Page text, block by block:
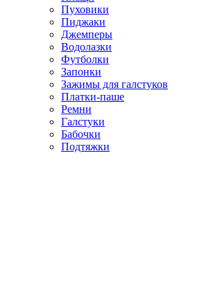
Пуховики
Пиджаки
Джемперы
Водолазки
Футболки
Запонки
Зажимы для галстуков
Платки-паше
Ремни
Галстуки
Бабочки
Подтяжки